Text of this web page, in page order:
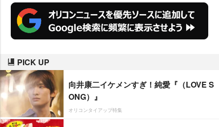
PICK UP
向井康二イケメンすぎ！純愛『（LOVE S
ONG）』
オリコンタイアップ特集